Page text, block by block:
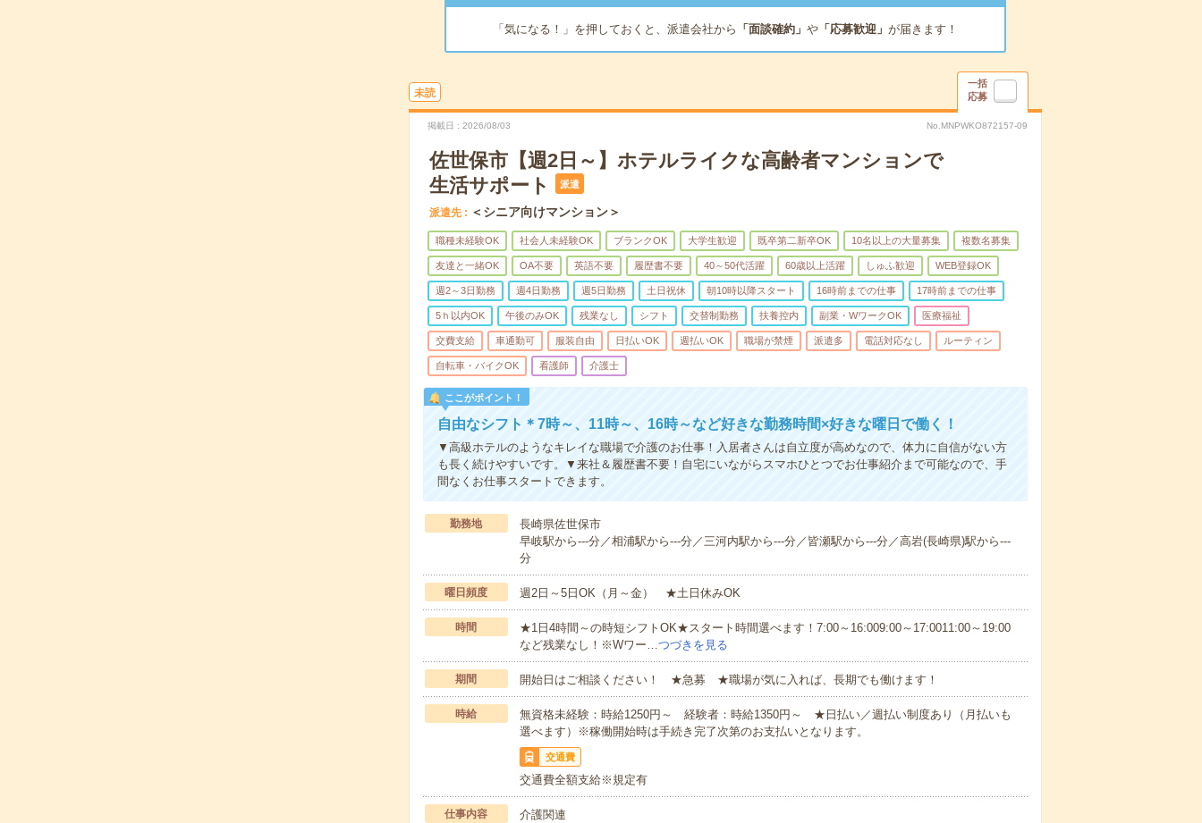
「気になる！」を押しておくと、派遣会社から 「面談確約」 や「応募歓迎」 が届きます！
未読
一括
応募
掲載日 2026/08/03 No.MNPWKO872157-09
佐世保市【週2日～】ホテルライクな高齢者マンションで
生活サポート
派遣
派遣先 ＜シニア向けマンション＞
職種未経験OK 社会人未経験OK ブランクOK 大学生歓迎 既卒第二新卒OK 10名以上の大量募集 複数名募集
友達と一緒OK OA不要 英語不要 履歴書不要 40～50代活躍 60歳以上活躍 しゅふ歓迎 WEB登録OK
週2～3日勤務 週4日勤務 週5日勤務 土日祝休 朝10時以降スタート 16時前までの仕事 17時前までの仕事
5ｈ以内OK 午後のみOK 残業なし シフト 交替制勤務 扶養控内 副業・WワークOK 医療福祉
交費支給 車通勤可 服装自由 日払いOK 週払いOK 職場が禁煙 派遣多 電話対応なし ルーティン
自転車・バイクOK 看護師 介護士
ここがポイント！
自由なシフト＊7時～、11時～、16時～など好きな勤務時間×好きな曜日で働く！
▼高級ホテルのようなキレイな職場で介護のお仕事！入居者さんは自立度が高めなので、体力に自信がない方
も長く続けやすいです。▼来社＆履歴書不要！自宅にいながらスマホひとつでお仕事紹介まで可能なので、手
間なくお仕事スタートできます。
勤務地
長崎県佐世保市
早岐駅から---分／相浦駅から---分／三河内駅から---分／皆瀬駅から---分／高岩(長崎県)駅から---
分
曜日頻度 週2日～5日OK（月～金） ★土日休みOK
時間
★1日4時間～の時短シフトOK★スタート時間選べます！7:00～16:009:00～17:0011:00～19:00
など残業なし！※Wワー…つづきを見る
期間 開始日はご相談ください！ ★急募 ★職場が気に入れば、長期でも働けます！
時給
無資格未経験：時給1250円～ 経験者：時給1350円～ ★日払い／週払い制度あり（月払いも
選べます）※稼働開始時は手続き完了次第のお支払いとなります。
交通費
交通費全額支給※規定有
仕事内容
介護関連